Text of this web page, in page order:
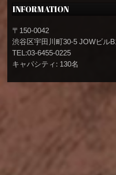
INFORMATION
〒150-0042
渋谷区宇田川町30-5 JOWビル
TEL:03-6455-0225
キャパシティ: 130名